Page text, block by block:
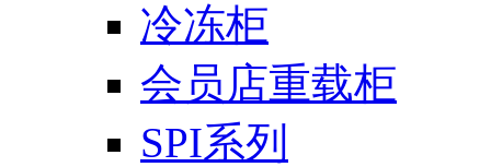
冷冻柜
会员店重载柜
SPI系列